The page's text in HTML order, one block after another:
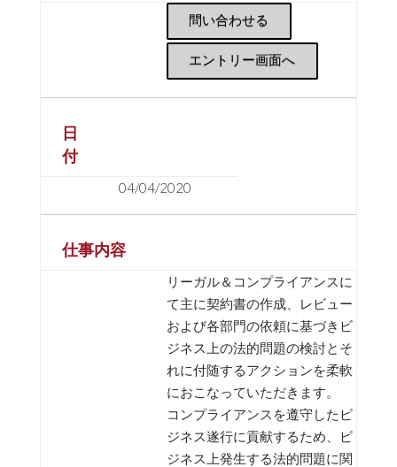
問い合わせる
エントリー画面へ
日
付
04/04/2020
仕事内容
リーガル＆コンプライアンスに
て主に契約書の作成、レビュー
および各部門の依頼に基づきビ
ジネス上の法的問題の検討とそ
れに付随するアクションを柔軟
におこなっていただきます。
コンプライアンスを遵守したビ
ジネス遂行に貢献するため、ビ
ジネス上発生する法的問題に関